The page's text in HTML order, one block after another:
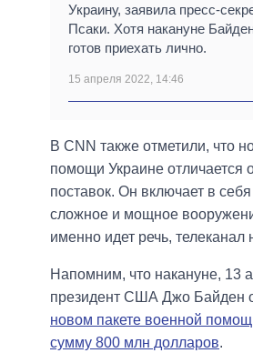
Украину, заявила пресс-
Псаки. Хотя накануне
готов приехать лично.
15 апреля 2022, 14:46
В CNN также отметили, что
помощи Украине отличается
поставок. Он включает в
сложное и мощное
именно идет речь, телеканал
Напомним, что накануне, 13
президент США Джо Байден
новом пакете военной
сумму 800 млн долларов.